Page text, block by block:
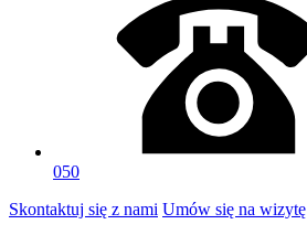
050
Skontaktuj się z nami Umów się na wizytę